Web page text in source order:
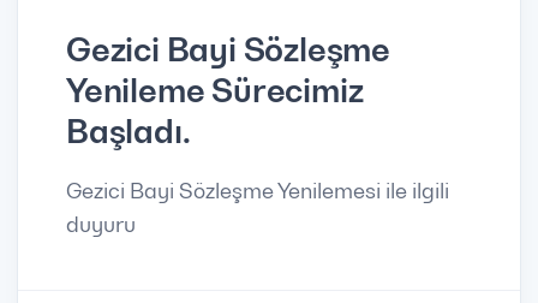
Gezici Bayi Sözleşme
Yenileme Sürecimiz
Başladı.
Gezici Bayi Sözleşme Yenilemesi ile ilgili
duyuru